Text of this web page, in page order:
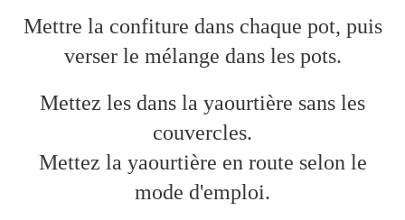
Mettre la confiture dans chaque pot, puis
verser le mélange dans les pots.
Mettez les dans la yaourtière sans les
couvercles.
Mettez la yaourtière en route selon le
mode d'emploi.